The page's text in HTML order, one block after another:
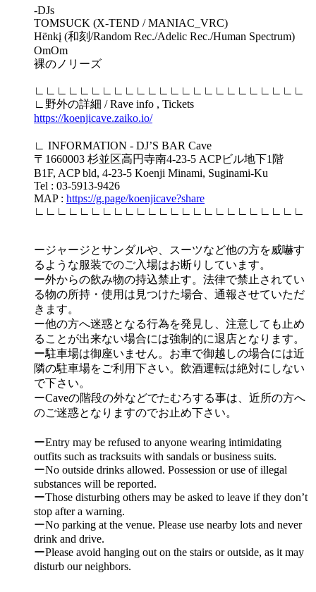
-DJs
TOMSUCK (X-TEND / MANIAC_VRC)
Hënkį (和刻/Random Rec./Adelic Rec./Human Spectrum)
OmOm
裸のノリーズ
∟∟∟∟∟∟∟∟∟∟∟∟∟∟∟∟∟∟∟∟∟∟∟∟
∟野外の詳細 / Rave info , Tickets
https://koenjicave.zaiko.io/
∟ INFORMATION - DJ’S BAR Cave
〒1660003 杉並区高円寺南4-23-5 ACPビル地下1階
B1F, ACP bld, 4-23-5 Koenji Minami, Suginami-Ku
Tel : 03-5913-9426
MAP : https://g.page/koenjicave?share
∟∟∟∟∟∟∟∟∟∟∟∟∟∟∟∟∟∟∟∟∟∟∟∟
ージャージとサンダルや、スーツなど他の方を威嚇す
るような服装でのご入場はお断りしています。
ー外からの飲み物の持込禁止す。法律で禁止されてい
る物の所持・使用は見つけた場合、通報させていただ
きます。
ー他の方へ迷惑となる行為を発見し、注意しても止め
ることが出来ない場合には強制的に退店となります。
ー駐車場は御座いません。お車で御越しの場合には近
隣の駐車場をご利用下さい。飲酒運転は絶対にしない
で下さい。
ーCaveの階段の外などでたむろする事は、近所の方へ
のご迷惑となりますのでお止め下さい。
ーEntry may be refused to anyone wearing intimidating
outfits such as tracksuits with sandals or business suits.
ーNo outside drinks allowed. Possession or use of illegal
substances will be reported.
ーThose disturbing others may be asked to leave if they don’t
stop after a warning.
ーNo parking at the venue. Please use nearby lots and never
drink and drive.
ーPlease avoid hanging out on the stairs or outside, as it may
disturb our neighbors.